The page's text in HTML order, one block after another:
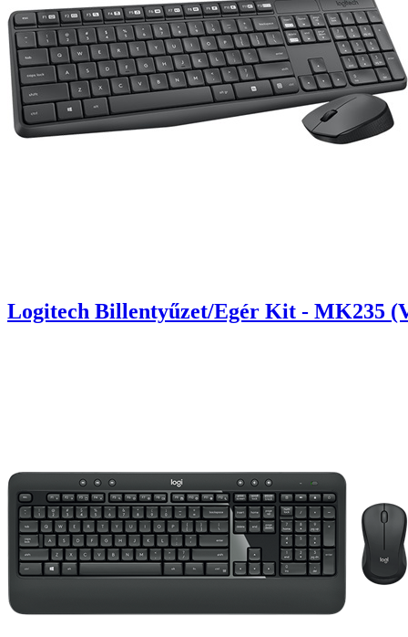
Logitech Billentyűzet/Egér Kit - MK235